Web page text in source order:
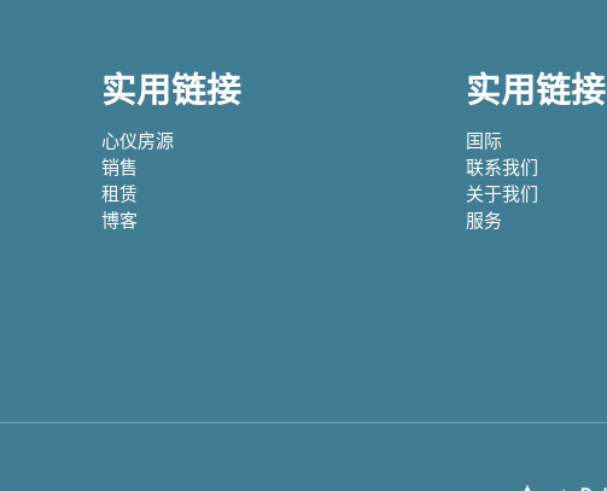
实用链接
心仪房源
销售
租赁
博客
实用链接
国际
联系我们
关于我们
服务